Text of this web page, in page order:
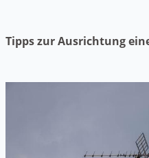
Tipps zur Ausrichtung